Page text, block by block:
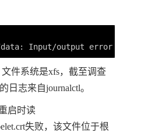
文件系统是xfs，截至调查
日志来自journalctl。
启时读
失败，该文件位于根